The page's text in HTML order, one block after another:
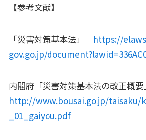
【参考文献】
「災害対策基本法」 https://
gov.go.jp/
内閣府「災害対策基本法の改正概
http://www.bousai.go.jp/
_01_gaiyou.pdf